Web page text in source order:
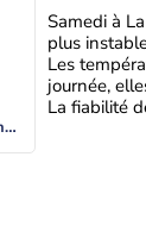
Actualités Météo à l'étranger
Samedi à
plus
Les
journée,
La fiabilité